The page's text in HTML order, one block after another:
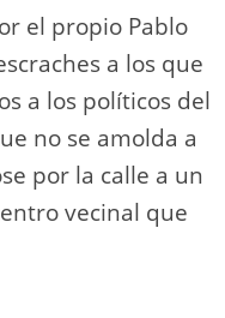
el propio Pablo
a los que
a los políticos del
no se amolda a
por la calle a un
vecinal que